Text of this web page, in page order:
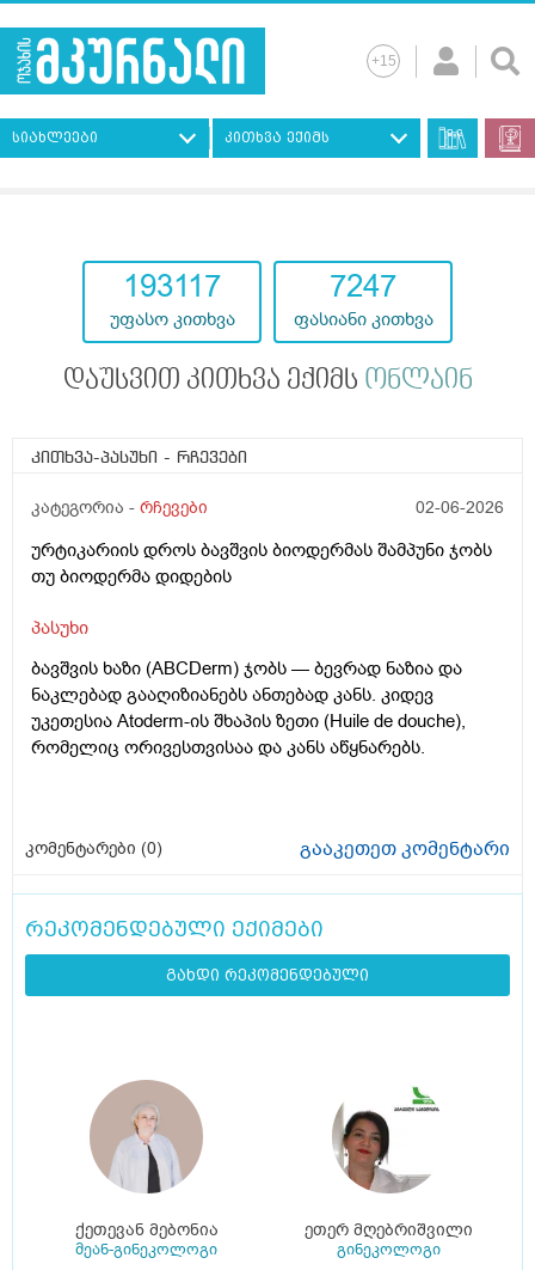
სიახლეები კითხვა ექიმს
193117
უფასო კითხვა
7247
ფასიანი კითხვა
დაუსვით კითხვა ექიმს ონლაინ
კითხვა-პასუხი - რჩევები
კატეგორია - რჩევები 02-06-2026
ურტიკარიის დროს ბავშვის ბიოდერმას შამპუნი ჯობს
თუ ბიოდერმა დიდების
პასუხი
ბავშვის ხაზი (ABCDerm) ჯობს — ბევრად ნაზია და
ნაკლებად გააღიზიანებს ანთებად კანს. კიდევ
უკეთესია Atoderm-ის შხაპის ზეთი (Huile de douche),
რომელიც ორივესთვისაა და კანს აწყნარებს.
კომენტარები (0) გააკეთეთ კომენტარი
რეკომენდებული ექიმები
გახდი რეკომენდებული
ქეთევან მებონია
მეან-გინეკოლოგი
ეთერ მღებრიშვილი
გინეკოლოგი